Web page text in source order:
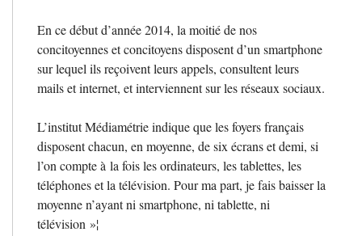
En ce début d’année 2014, la moitié de nos
concitoyennes et concitoyens disposent d’un smartphone
sur lequel ils reçoivent leurs appels, consultent leurs
mails et internet, et interviennent sur les réseaux sociaux.
L’institut Médiamétrie indique que les foyers français
disposent chacun, en moyenne, de six écrans et demi, si
l’on compte à la fois les ordinateurs, les tablettes, les
téléphones et la télévision. Pour ma part, je fais baisser la
moyenne n’ayant ni smartphone, ni tablette, ni
télévision »¦